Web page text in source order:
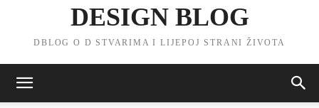
DESIGN BLOG
DBLOG O D STVARIMA I LIJEPOJ STRANI ŽIVOTA